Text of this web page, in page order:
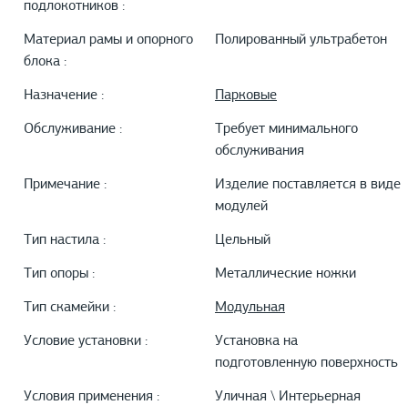
подлокотников :
Материал рамы и опорного
блока :
Полированный ультрабетон
Назначение : Парковые
Обслуживание :
Требует минимального
обслуживания
Примечание :
Изделие поставляется в виде
модулей
Тип настила : Цельный
Тип опоры : Металлические ножки
Тип скамейки : Модульная
Условие установки :
Установка на
подготовленную поверхность
Условия применения : Уличная \ Интерьерная